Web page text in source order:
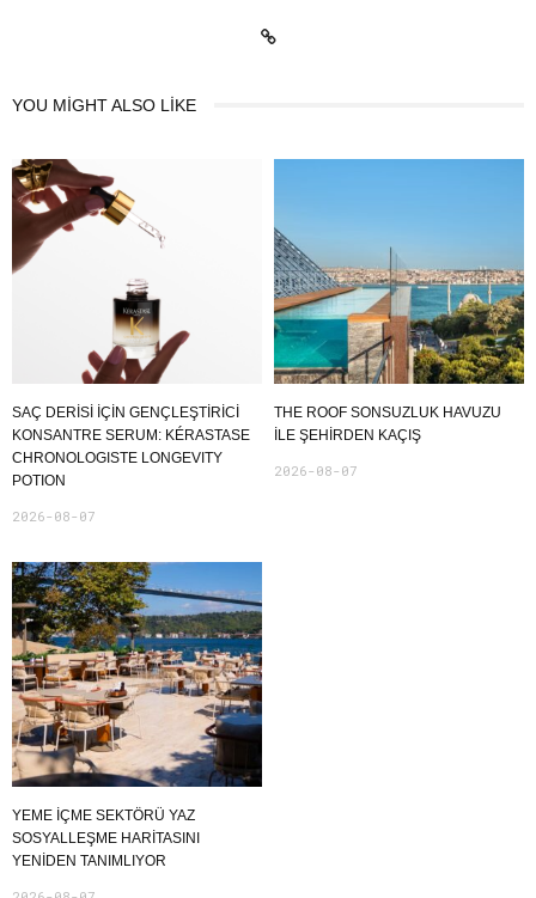
YOU MIGHT ALSO LIKE
SAÇ DERİSİ İÇİN GENÇLEŞTİRİCİ
KONSANTRE SERUM: KÉRASTASE
CHRONOLOGISTE LONGEVITY
POTION
2026-08-07
THE ROOF SONSUZLUK HAVUZU
ILE ŞEHIRDEN KAÇIŞ
2026-08-07
YEME İÇME SEKTÖRÜ YAZ
SOSYALLEŞME HARITASINI
YENIDEN TANIMLIYOR